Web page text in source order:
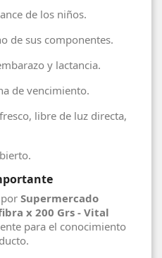
de los niños.
de sus componentes.
y lactancia.
de vencimiento.
libre de luz directa,
Supermercado
x 200 Grs - Vital
para el conocimiento